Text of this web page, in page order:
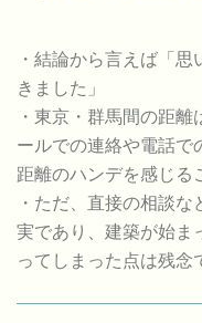
・結論から言えば「
きました」
・東京・群馬間の距
ールでの連絡や電話で
距離のハンデを感じる
・ただ、直接の相談
実であり、建築が始ま
ってしまった点は残念